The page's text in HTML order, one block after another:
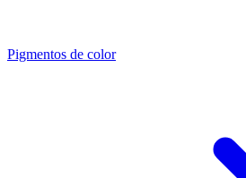
Pigmentos de color